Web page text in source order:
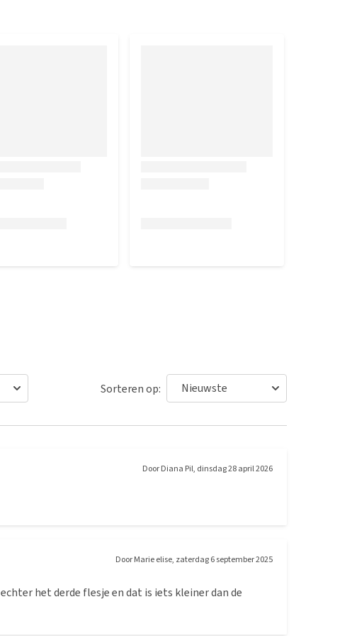
Sorteren op:
DoorDiana Pil, dinsdag 28 april 2026
DoorMarie elise, zaterdag 6 september 2025
het derde flesje en dat is iets kleiner dan de